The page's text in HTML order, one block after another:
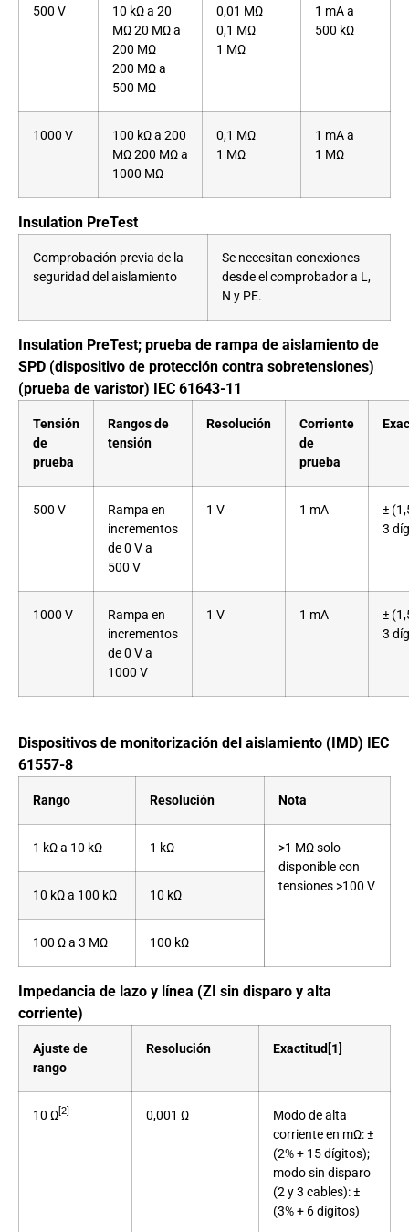
500 V
10 kΩ a 20
MΩ 20 MΩ a
200 MΩ
200 MΩ a
500 MΩ
0,01 MΩ
0,1 MΩ
1 MΩ
1 mA a
500 kΩ
1000 V
100 kΩ a 200
MΩ 200 MΩ a
1000 MΩ
0,1 MΩ
1 MΩ
1 mA a
1 MΩ
Insulation PreTest
Comprobación previa de la
seguridad del aislamiento
Se necesitan conexiones
desde el comprobador a L,
N y PE.
Insulation PreTest; prueba de rampa de aislamiento de
SPD (dispositivo de protección contra sobretensiones)
(prueba de varistor) IEC 61643-11
Tensión
de
prueba
Rangos de
tensión
Resolución
Corriente
de
prueba
500 V
Rampa en
incrementos
de 0 V a
500 V
1 V 1 mA
±
3
1000 V
Rampa en
incrementos
de 0 V a
1000 V
1 V 1 mA
±
3
Dispositivos de monitorización del aislamiento (IMD) IEC
61557-8
Rango Resolución Nota
1 kΩ a 10 kΩ 1 kΩ
>1 MΩ solo
disponible con
tensiones >100 V
10 kΩ a 100 kΩ 10 kΩ
100 Ω a 3 MΩ 100 kΩ
Impedancia de lazo y línea (ZI sin disparo y alta
corriente)
Ajuste de
rango
Resolución Exactitud[1]
10 Ω [2] 0,001 Ω
Modo de alta
corriente en mΩ: ±
(2% + 15 dígitos);
modo sin disparo
(2 y 3 cables): ±
(3% + 6 dígitos)